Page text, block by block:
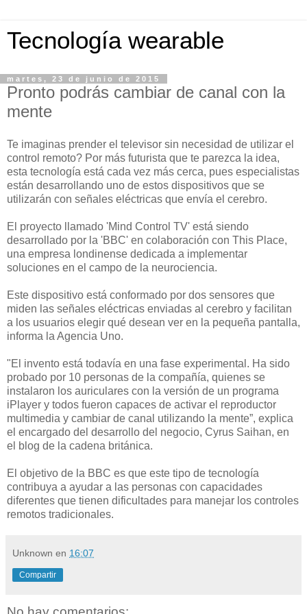
Tecnología wearable
martes, 23 de junio de 2015
Pronto podrás cambiar de canal con la
mente
Te imaginas prender el televisor sin necesidad de utilizar el
control remoto? Por más futurista que te parezca la idea,
esta tecnología está cada vez más cerca, pues especialistas
están desarrollando uno de estos dispositivos que se
utilizarán con señales eléctricas que envía el cerebro.
El proyecto llamado 'Mind Control TV' está siendo
desarrollado por la 'BBC' en colaboración con This Place,
una empresa londinense dedicada a implementar
soluciones en el campo de la neurociencia.
Este dispositivo está conformado por dos sensores que
miden las señales eléctricas enviadas al cerebro y facilitan
a los usuarios elegir qué desean ver en la pequeña pantalla,
informa la Agencia Uno.
"El invento está todavía en una fase experimental. Ha sido
probado por 10 personas de la compañía, quienes se
instalaron los auriculares con la versión de un programa
iPlayer y todos fueron capaces de activar el reproductor
multimedia y cambiar de canal utilizando la mente”, explica
el encargado del desarrollo del negocio, Cyrus Saihan, en
el blog de la cadena británica.
El objetivo de la BBC es que este tipo de tecnología
contribuya a ayudar a las personas con capacidades
diferentes que tienen dificultades para manejar los controles
remotos tradicionales.
Unknown en 16:07
Compartir